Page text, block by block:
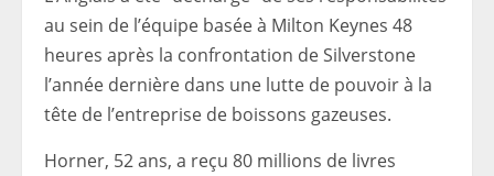
au sein de l’équipe basée à Milton Keynes 48
heures après la confrontation de Silverstone
l’année dernière dans une lutte de pouvoir à la
tête de l’entreprise de boissons gazeuses.
Horner, 52 ans, a reçu 80 millions de livres